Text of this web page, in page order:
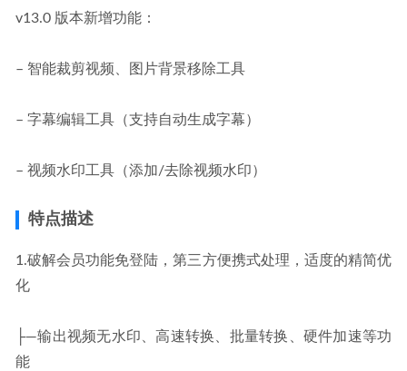
v13.0 版本新增功能：
– 智能裁剪视频、图片背景移除工具
– 字幕编辑工具（支持自动生成字幕）
– 视频水印工具（添加/去除视频水印）
特点描述
1.破解会员功能免登陆，第三方便携式处理，适度的精简优
化
├—输出视频无水印、高速转换、批量转换、硬件加速等功
能